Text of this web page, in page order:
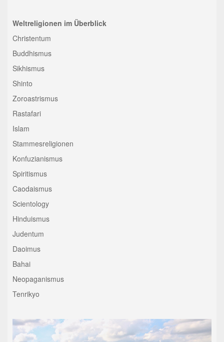
Weltreligionen im Überblick
Christentum
Buddhismus
Sikhismus
Shinto
Zoroastrismus
Rastafari
Islam
Stammesreligionen
Konfuzianismus
Spiritismus
Caodaismus
Scientology
Hinduismus
Judentum
Daoimus
Bahai
Neopaganismus
Tenrikyo